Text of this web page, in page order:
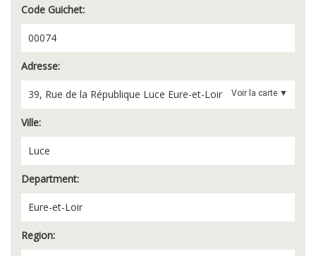
Code Guichet:
00074
Adresse:
39, Rue de la République Luce Eure-et-Loir Voir la carte ▼
Ville:
Luce
Department:
Eure-et-Loir
Region: